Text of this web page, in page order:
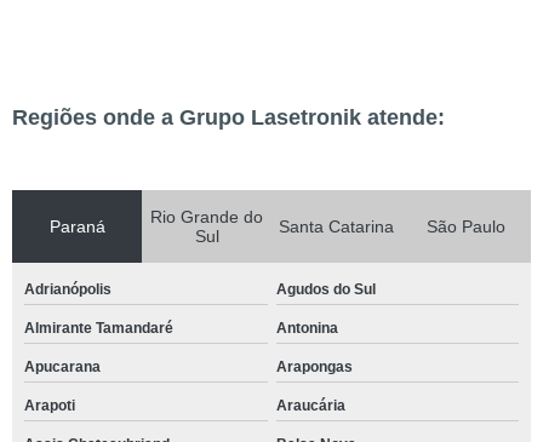
Regiões onde a Grupo Lasetronik atende:
Paraná
Rio Grande do
Sul
Santa Catarina São Paulo
Adrianópolis Agudos do Sul
Almirante Tamandaré Antonina
Apucarana Arapongas
Arapoti Araucária